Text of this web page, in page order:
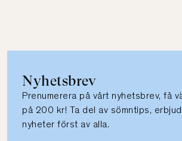
Nyhetsbrev
Prenumerera på vårt nyhetsbrev, få
på 200 kr! Ta del av sömntips,
nyheter först av alla.